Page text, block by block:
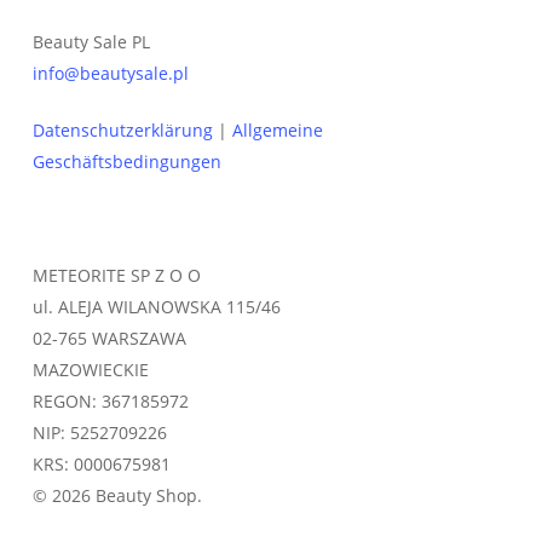
Beauty Sale PL
info@beautysale.pl
Datenschutzerklärung| Allgemeine
Geschäftsbedingungen
METEORITE SP Z O O
ul. ALEJA WILANOWSKA 115/46
02-765 WARSZAWA
MAZOWIECKIE
REGON: 367185972
NIP: 5252709226
KRS: 0000675981
© 2026 Beauty Shop.